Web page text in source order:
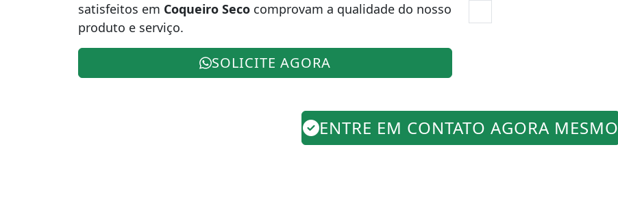
satisfeitos em Coqueiro Seco comprovam a qualidade do nosso
produto e serviço.
SOLICITE AGORA
ENTRE EM CONTATO AGORA MESMO